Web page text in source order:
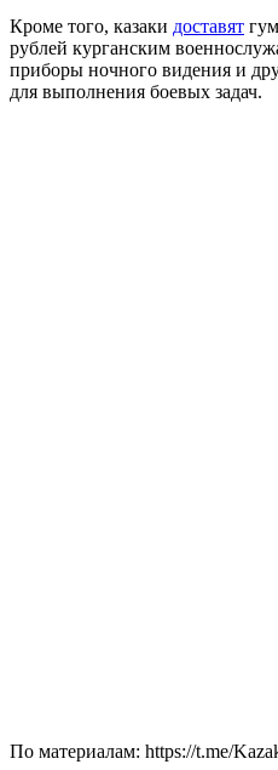
Кроме того, казаки доставят
рублей курганским
приборы ночного видения и
для выполнения боевых задач.
По материалам: https://t.me/